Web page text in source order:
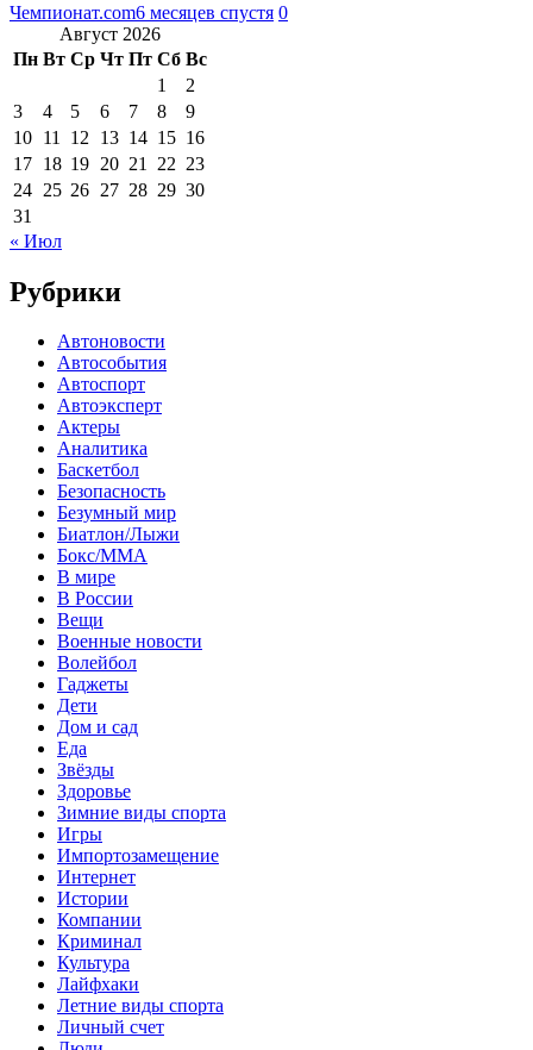
Чемпионат.com6 месяцев спустя 0
Август 2026
Пн Вт Ср Чт Пт Сб Вс
1
2
3
4 5 6 7 8
9
10 11 12 13 14 15 16
17 18 19 20 21 22 23
24 25 26 27 28 29 30
31
« Июл
Рубрики
Автоновости
Автособытия
Автоспорт
Автоэксперт
Актеры
Аналитика
Баскетбол
Безопасность
Безумный мир
Биатлон/Лыжи
Бокс/MMA
В мире
В России
Вещи
Военные новости
Волейбол
Гаджеты
Дети
Дом и сад
Еда
Звёзды
Здоровье
Зимние виды спорта
Игры
Импортозамещение
Интернет
Истории
Компании
Криминал
Культура
Лайфхаки
Летние виды спорта
Личный счет